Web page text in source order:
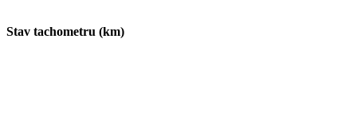
Stav tachometru (km)